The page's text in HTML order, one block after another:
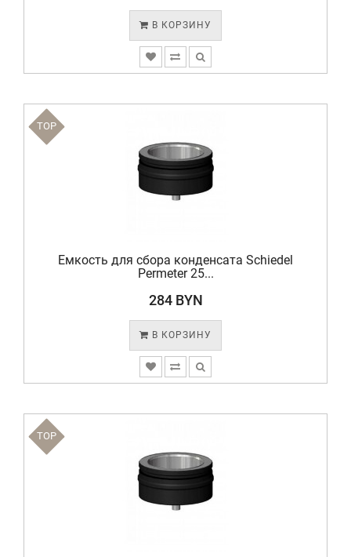
В КОРЗИНУ
TOP
Емкость для сбора конденсата Schiedel
Permeter 25...
284 BYN
В КОРЗИНУ
TOP